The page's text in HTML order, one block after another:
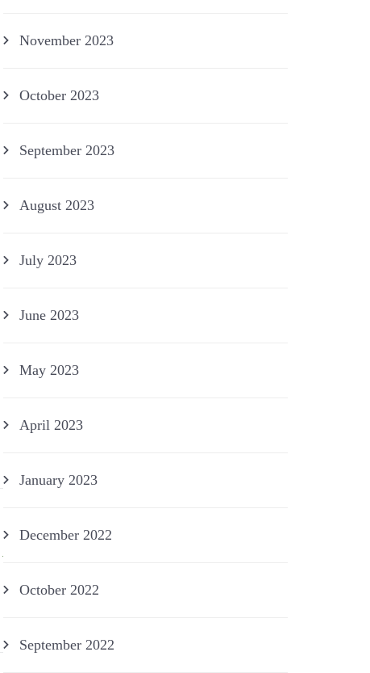
November 2023
October 2023
September 2023
August 2023
July 2023
June 2023
May 2023
April 2023
January 2023
December 2022
October 2022
September 2022